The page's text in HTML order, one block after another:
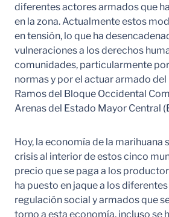
diferentes actores armados que
en la zona. Actualmente estos
en tensión, lo que ha
vulneraciones a los derechos
comunidades, particularmente
normas y por el actuar armado
Ramos del Bloque Occidental
Arenas del Estado Mayor Central
Hoy, la economía de la marihuana
crisis al interior de estos cinco
precio que se paga a los
ha puesto en jaque a los
regulación social y armados que
torno a esta economía, incluso se